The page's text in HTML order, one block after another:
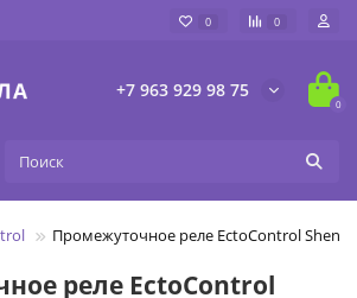
0 0
+7 963 929 98 75
0
Промежуточное реле EctoControl Shenler
реле EctoControl